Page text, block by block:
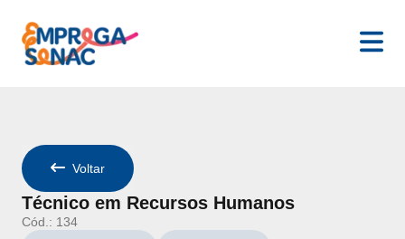
Voltar
Técnico em Recursos Humanos
Cód.: 134